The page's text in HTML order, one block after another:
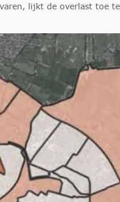
lijkt de overlast toe